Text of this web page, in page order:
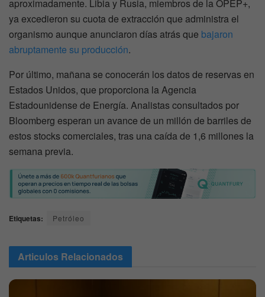
aproximadamente. Libia y Rusia, miembros de la OPEP+,
ya excedieron su cuota de extracción que administra el
organismo aunque anunciaron días atrás que bajaron
abruptamente su producción.
Por último, mañana se conocerán los datos de reservas en
Estados Unidos, que proporciona la Agencia
Estadounidense de Energía. Analistas consultados por
Bloomberg esperan un avance de un millón de barriles de
estos stocks comerciales, tras una caída de 1,6 millones la
semana previa.
Etiquetas: Petróleo
Articulos Relacionados